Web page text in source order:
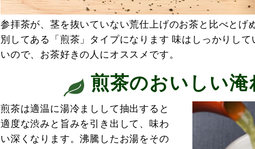
参拝茶が、茎を抜いていない荒仕上げのお茶と比べとげ
別してある「煎茶」タイプになります 味はしっかりし
いので、お茶好きの人にオススメです。
煎茶のおいしい淹
煎茶は適温に湯冷ましして抽出すると
適度な渋みと旨みを引き出して、味わ
い深くなります。沸騰したお湯をその